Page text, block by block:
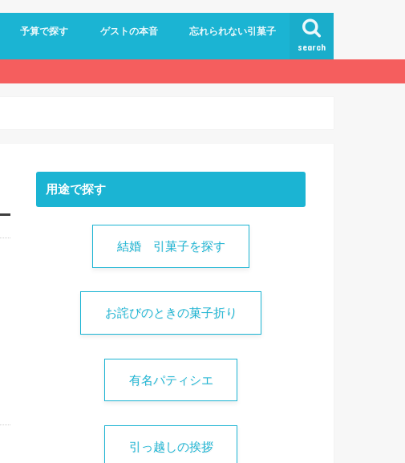
search
予算で探す
1,000円くらい（~1,200円）
1,500円くらい（1,300~1,700円）
2,000円くらい（1,700~）
ゲストの本音 忘れられない引菓子
用途で探す
結婚 引菓子を探す
お詫びのときの菓子折り
有名パティシエ
引っ越しの挨拶